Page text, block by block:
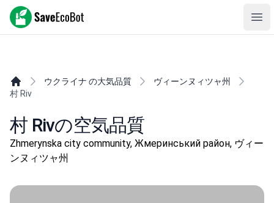
SaveEcoBot
ウクライナ の大気品質
ヴィーンヌィツャ州
村 Riv
村 Rivの空気品質
Zhmerynska city community, Жмеринський район, ヴィー
ンヌィツャ州